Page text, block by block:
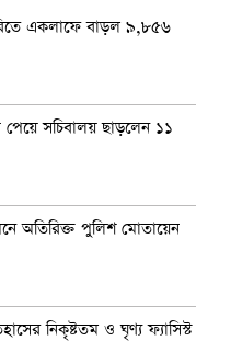
একলাফে বাড়ল ৯,৮৫৬
পেয়ে সচিবালয় ছাড়লেন ১১
অতিরিক্ত পুলিশ মোতায়েন
নিকৃষ্টতম ও ঘৃণ্য ফ্যাসিস্ট